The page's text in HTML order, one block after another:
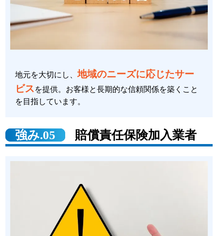
地元を大切にし、地域のニーズに応じたサー
ビス を提供。お客様と長期的な信頼関係を築くこと
を目指しています。
強み.05 賠償責任保険加入業者